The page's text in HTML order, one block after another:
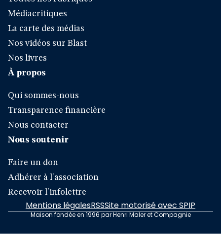
Médiacritiques
La carte des médias
Nos vidéos sur Blast
Nos livres
À propos
Qui sommes-nous
Transparence financière
Nous contacter
Nous soutenir
Faire un don
Adhérer à l'association
Recevoir l'infolettre
Mentions légalesRSSSite motorisé avec SPIP
Maison fondée en 1996 par Henri Maler et Compagnie